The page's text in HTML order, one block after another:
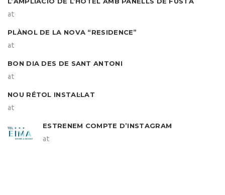
at
PLÀNOL DE LA NOVA “RESIDENCE”
at
BON DIA DES DE SANT ANTONI
at
NOU RÉTOL INSTAL·LAT
at
ESTRENEM COMPTE D’INSTAGRAM
at